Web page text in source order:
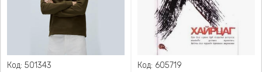
Код: 501343
Код: 605719